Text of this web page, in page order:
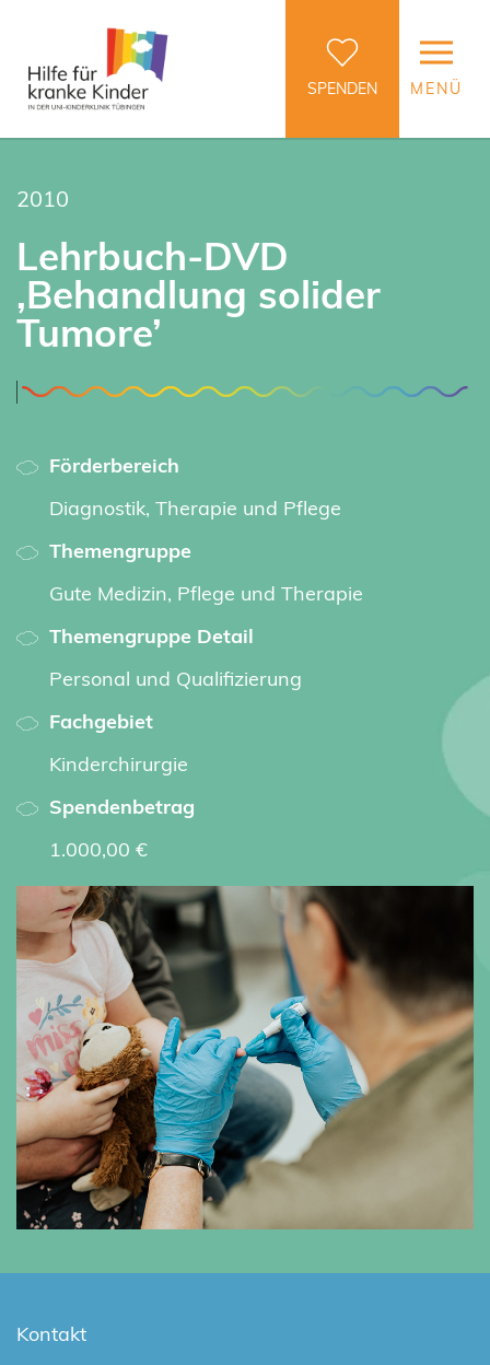
SPENDEN MENÜ
2010
Lehrbuch-DVD
‚Behandlung solider
Tumore’
Förderbereich
Diagnostik, Therapie und Pflege
Themengruppe
Gute Medizin, Pflege und Therapie
Themengruppe Detail
Personal und Qualifizierung
Fachgebiet
Kinderchirurgie
Spendenbetrag
1.000,00 €
Kontakt